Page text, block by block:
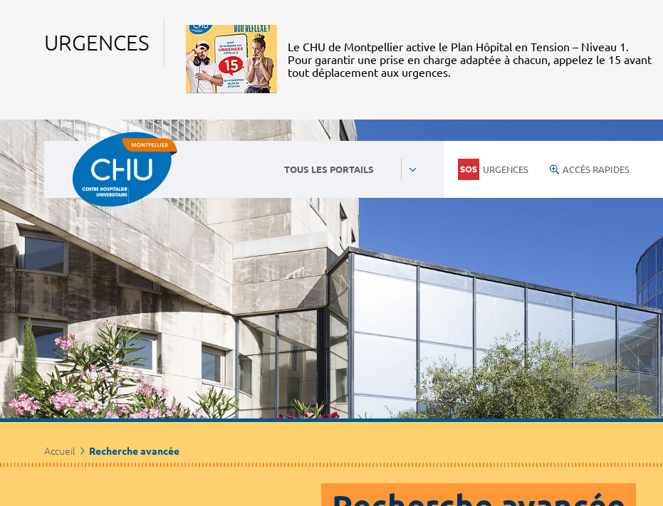
URGENCES
Le CHU de Montpellier active le Plan Hôpital en Tension – Niveau 1.
Pour garantir une prise en charge adaptée à chacun, appelez le 15 avant
tout déplacement aux urgences.
TOUS LES PORTAILS URGENCES ACCÈS RAPIDES
Accueil Recherche avancée